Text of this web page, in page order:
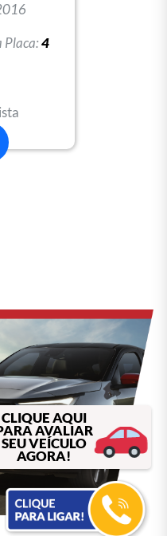
4
CLIQUE AQUI
AVALIAR
SEU VEÍCULO
AGORA!